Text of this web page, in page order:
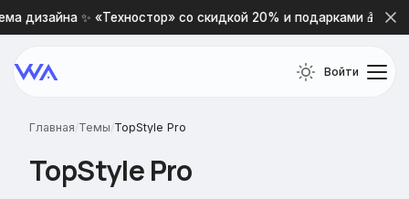
дизайна ✨ «Техностор» со скидкой 20% и подарками 🎁
Войти
Главная/Темы/TopStyle Pro
TopStyle Pro
Навигационные ссылки меню
Ссылка с логотипа
Почта для обратной связи
Отображение тегов
Содержание главного навигационного меню